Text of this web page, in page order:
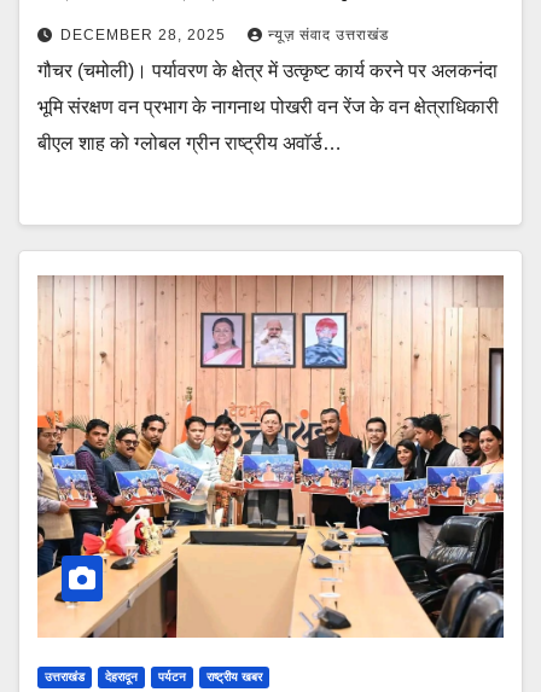
DECEMBER 28, 2025 न्यूज़ संवाद उत्तराखंड
गौचर (चमोली)। पर्यावरण के क्षेत्र में उत्कृष्ट कार्य करने पर अलकनंदा
भूमि संरक्षण वन प्रभाग के नागनाथ पोखरी वन रेंज के वन क्षेत्राधिकारी
बीएल शाह को ग्लोबल ग्रीन राष्ट्रीय अवाॅर्ड…
उत्तराखंड देहरादून पर्यटन राष्ट्रीय खबर